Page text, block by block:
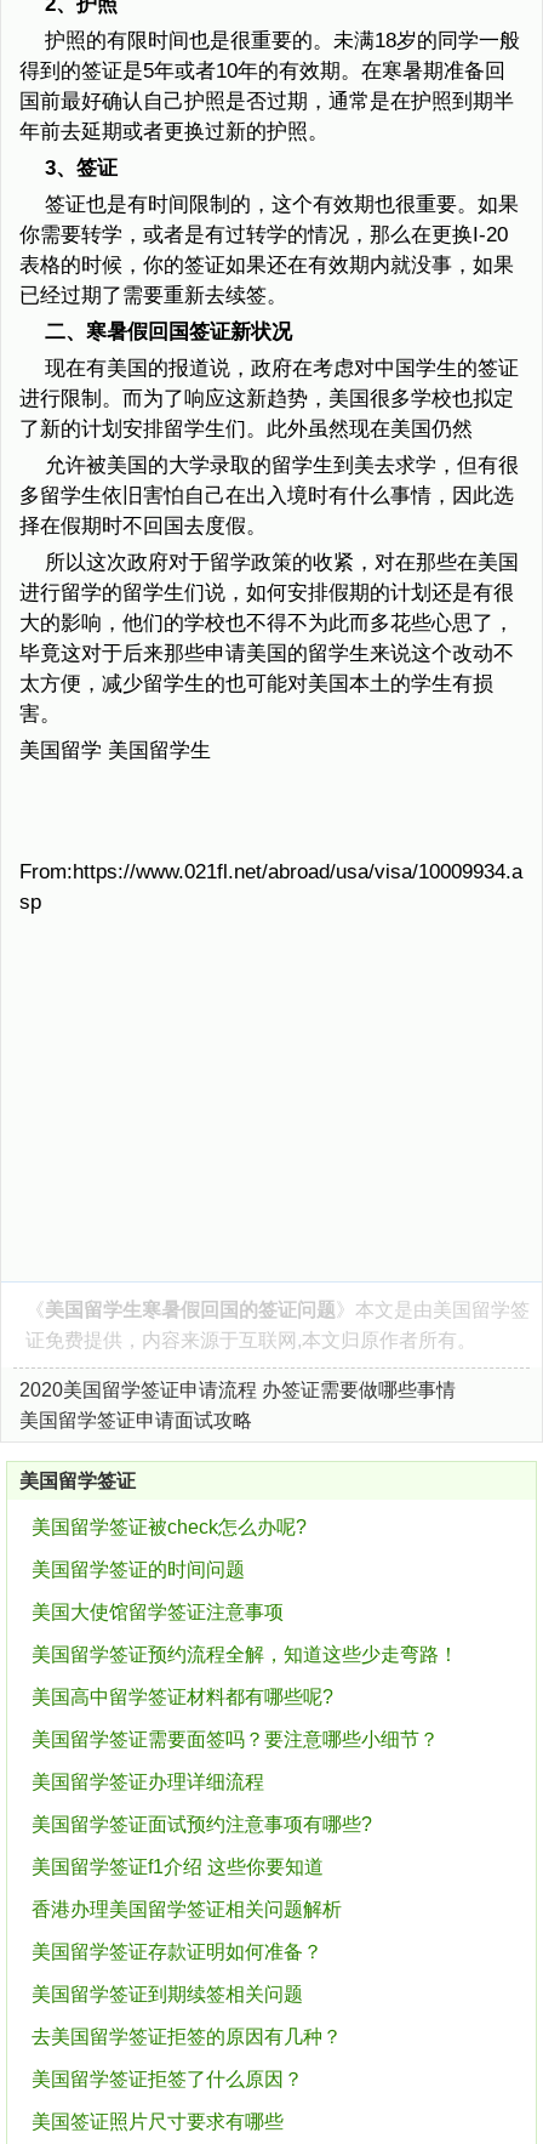
2、护照
护照的有限时间也是很重要的。未满18岁的同学一般
得到的签证是5年或者10年的有效期。在寒暑期准备回
国前最好确认自己护照是否过期，通常是在护照到期半
年前去延期或者更换过新的护照。
3、签证
签证也是有时间限制的，这个有效期也很重要。如果
你需要转学，或者是有过转学的情况，那么在更换I-20
表格的时候，你的签证如果还在有效期内就没事，如果
已经过期了需要重新去续签。
二、寒暑假回国签证新状况
现在有美国的报道说，政府在考虑对中国学生的签证
进行限制。而为了响应这新趋势，美国很多学校也拟定
了新的计划安排留学生们。此外虽然现在美国仍然
允许被美国的大学录取的留学生到美去求学，但有很
多留学生依旧害怕自己在出入境时有什么事情，因此选
择在假期时不回国去度假。
所以这次政府对于留学政策的收紧，对在那些在美国
进行留学的留学生们说，如何安排假期的计划还是有很
大的影响，他们的学校也不得不为此而多花些心思了，
毕竟这对于后来那些申请美国的留学生来说这个改动不
太方便，减少留学生的也可能对美国本土的学生有损
害。
美国留学 美国留学生
From:https://www.021fl.net/abroad/usa/visa/10009934.a
sp
《美国留学生寒暑假回国的签证问题》本文是由美国留学签
证免费提供，内容来源于互联网,本文归原作者所有。
2020美国留学签证申请流程 办签证需要做哪些事情
美国留学签证申请面试攻略
美国留学签证
美国留学签证被check怎么办呢?
美国留学签证的时间问题
美国大使馆留学签证注意事项
美国留学签证预约流程全解，知道这些少走弯路！
美国高中留学签证材料都有哪些呢?
美国留学签证需要面签吗？要注意哪些小细节？
美国留学签证办理详细流程
美国留学签证面试预约注意事项有哪些?
美国留学签证f1介绍 这些你要知道
香港办理美国留学签证相关问题解析
美国留学签证存款证明如何准备？
美国留学签证到期续签相关问题
去美国留学签证拒签的原因有几种？
美国留学签证拒签了什么原因？
美国签证照片尺寸要求有哪些